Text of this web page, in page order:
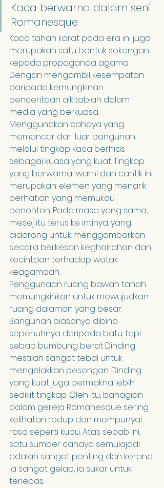
Kaca berwarna dalam seni
Romanesque
Kaca tahan karat pada era ini juga
merupakan satu bentuk sokongan
kepada propaganda agama.
Dengan mengambil kesempatan
daripada kemungkinan
penceritaan alkitabiah dalam
media yang berkuasa.
Menggunakan cahaya yang
memancar dari luar bangunan
melalui tingkap kaca berhias
sebagai kuasa yang kuat. Tingkap
yang berwarna-warni dan cantik ini
merupakan elemen yang menarik
perhatian yang memukau
penonton. Pada masa yang sama,
mesej itu terus ke intinya. yang
didorong untuk menggambarkan
secara berkesan keghairahan dan
kecintaan terhadap watak
keagamaan.
Penggunaan ruang bawah tanah
memungkinkan untuk mewujudkan
ruang dalaman yang besar.
Bangunan biasanya dibina
sepenuhnya daripada batu. tapi
sebab bumbung berat Dinding
mestilah sangat tebal untuk
mengelakkan pesongan. Dinding
yang kuat juga bermakna lebih
sedikit tingkap. Oleh itu, bahagian
dalam gereja Romanesque sering
kelihatan redup dan mempunyai
rasa seperti kubu. Atas sebab ini,
satu sumber cahaya semulajadi
adalah sangat penting dan kerana
ia sangat gelap, ia sukar untuk
terlepas.